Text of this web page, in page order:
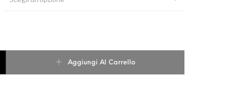
Aggiungi Al Carrello